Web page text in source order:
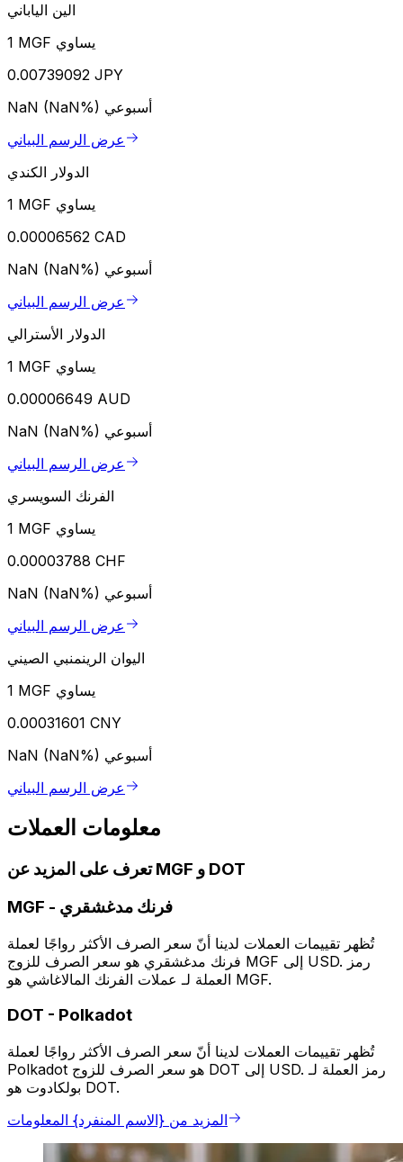
الين الياباني
1 MGF يساوي
0.00739092 JPY
NaN (NaN%) أسبوعي
عرض الرسم البياني
الدولار الكندي
1 MGF يساوي
0.00006562 CAD
NaN (NaN%) أسبوعي
عرض الرسم البياني
الدولار الأسترالي
1 MGF يساوي
0.00006649 AUD
NaN (NaN%) أسبوعي
عرض الرسم البياني
الفرنك السويسري
1 MGF يساوي
0.00003788 CHF
NaN (NaN%) أسبوعي
عرض الرسم البياني
اليوان الرينمنبي الصيني
1 MGF يساوي
0.00031601 CNY
NaN (NaN%) أسبوعي
عرض الرسم البياني
معلومات العملات
تعرف على المزيد عن MGF و DOT
MGF - فرنك مدغشقري
تُظهر تقييمات العملات لدينا أنّ سعر الصرف الأكثر رواجًا لعملة
فرنك مدغشقري هو سعر الصرف للزوج MGF إلى USD. رمز
العملة لـ عملات الفرنك المالاغاشي هو MGF.
DOT - Polkadot
تُظهر تقييمات العملات لدينا أنّ سعر الصرف الأكثر رواجًا لعملة
Polkadot هو سعر الصرف للزوج DOT إلى USD. رمز العملة لـ
بولكادوت هو DOT.
المزيد من {الاسم المنفرد} المعلومات